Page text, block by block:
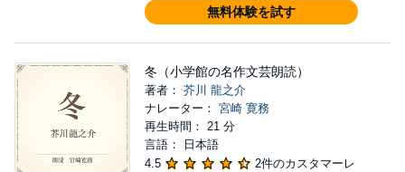
無料体験を試す
冬（小学館の名作文芸朗読）
著者： 芥川 龍之介
ナレーター： 宮崎 寛務
再生時間： 21 分
言語： 日本語
4.5
2件のカスタマーレ